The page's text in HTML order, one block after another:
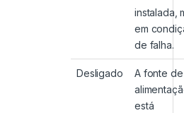
instalada,
em
de falha.
Desligado
A fonte de
está